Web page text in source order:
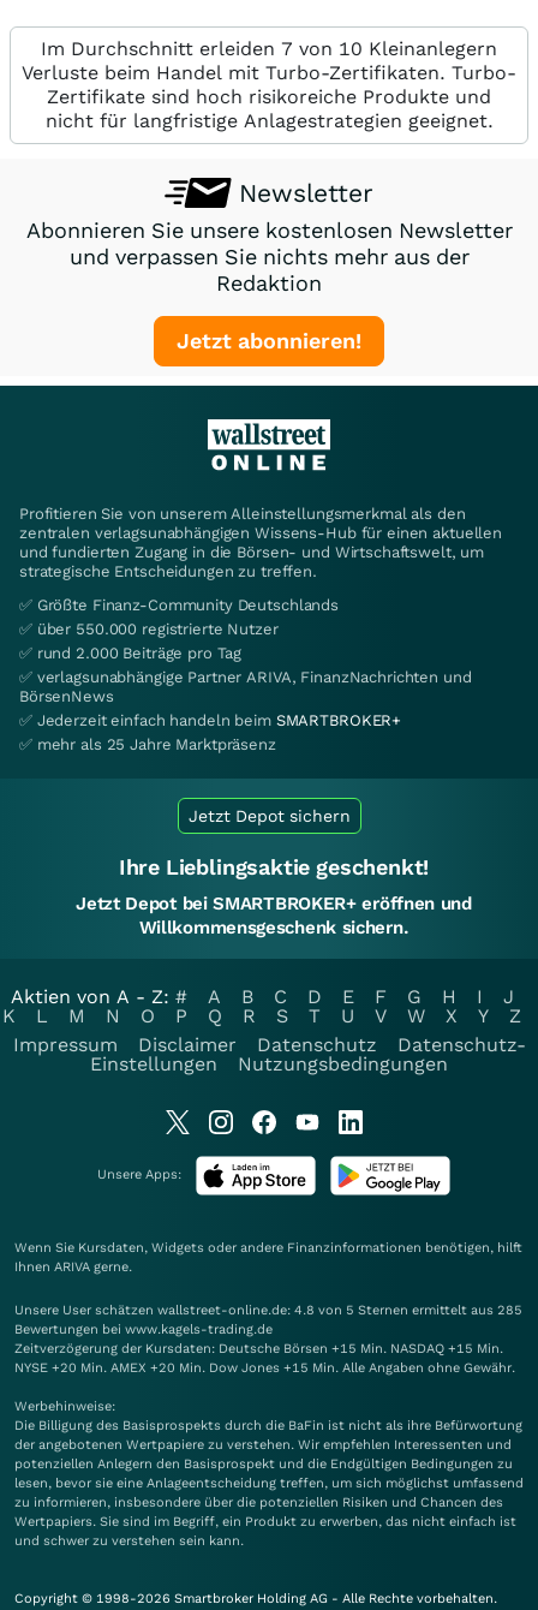
Im Durchschnitt erleiden 7 von 10 Kleinanlegern
Verluste beim Handel mit Turbo-Zertifikaten. Turbo-
Zertifikate sind hoch risikoreiche Produkte und
nicht für langfristige Anlagestrategien geeignet.
Newsletter
Abonnieren Sie unsere kostenlosen Newsletter
und verpassen Sie nichts mehr aus der
Redaktion
Jetzt abonnieren!
Profitieren Sie von unserem Alleinstellungsmerkmal als den
zentralen verlagsunabhängigen Wissens-Hub für einen aktuellen
und fundierten Zugang in die Börsen- und Wirtschaftswelt, um
strategische Entscheidungen zu treffen.
✅ Größte Finanz-Community Deutschlands
✅ über 550.000 registrierte Nutzer
✅ rund 2.000 Beiträge pro Tag
✅ verlagsunabhängige Partner ARIVA, FinanzNachrichten und
BörsenNews
✅ Jederzeit einfach handeln beim SMARTBROKER+
✅ mehr als 25 Jahre Marktpräsenz
Jetzt Depot sichern
Ihre Lieblingsaktie geschenkt!
Jetzt Depot bei SMARTBROKER+ eröffnen und
Willkommensgeschenk sichern.
Aktien von A - Z: # A B C D E F G H I
J
K
L M N O P Q R S T U V W X Y
Z
Impressum
Disclaimer Datenschutz
Datenschutz-
Einstellungen
Nutzungsbedingungen
Unsere Apps:
Wenn Sie Kursdaten, Widgets oder andere Finanzinformationen benötigen, hilft
Ihnen ARIVA gerne.
Unsere User schätzen wallstreet-online.de: 4.8 von 5 Sternen ermittelt aus 285
Bewertungen bei www.kagels-trading.de
Zeitverzögerung der Kursdaten: Deutsche Börsen +15 Min. NASDAQ +15 Min.
NYSE +20 Min. AMEX +20 Min. Dow Jones +15 Min. Alle Angaben ohne Gewähr.
Werbehinweise:
Die Billigung des Basisprospekts durch die BaFin ist nicht als ihre Befürwortung
der angebotenen Wertpapiere zu verstehen. Wir empfehlen Interessenten und
potenziellen Anlegern den Basisprospekt und die Endgültigen Bedingungen zu
lesen, bevor sie eine Anlageentscheidung treffen, um sich möglichst umfassend
zu informieren, insbesondere über die potenziellen Risiken und Chancen des
Wertpapiers. Sie sind im Begriff, ein Produkt zu erwerben, das nicht einfach ist
und schwer zu verstehen sein kann.
Copyright © 1998-2026 Smartbroker Holding AG - Alle Rechte vorbehalten.